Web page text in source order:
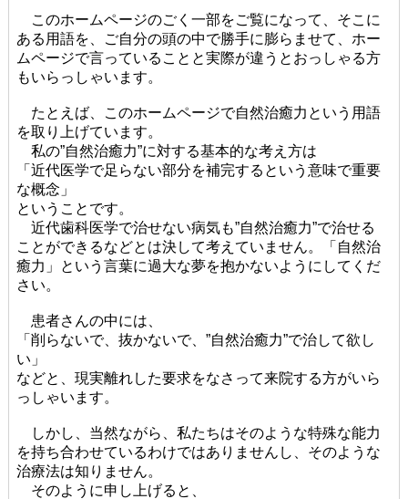
このホームページのごく一部をご覧になって、そこに
ある用語を、ご自分の頭の中で勝手に膨らませて、ホー
ムページで言っていることと実際が違うとおっしゃる方
もいらっしゃいます。
たとえば、このホームページで自然治癒力という用語
を取り上げています。
私の”自然治癒力”に対する基本的な考え方は
「近代医学で足らない部分を補完するという意味で重要
な概念」
ということです。
近代歯科医学で治せない病気も”自然治癒力”で治せる
ことができるなどとは決して考えていません。「自然治
癒力」という言葉に過大な夢を抱かないようにしてくだ
さい。
患者さんの中には、
「削らないで、抜かないで、”自然治癒力”で治して欲し
い」
などと、現実離れした要求をなさって来院する方がいら
っしゃいます。
しかし、当然ながら、私たちはそのような特殊な能力
を持ち合わせているわけではありませんし、そのような
治療法は知りません。
そのように申し上げると、